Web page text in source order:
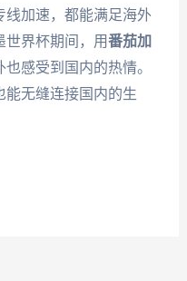
线加速，都能满足海外
世界杯期间，用番茄加
感受到国内的热情。
能无缝连接国内的生